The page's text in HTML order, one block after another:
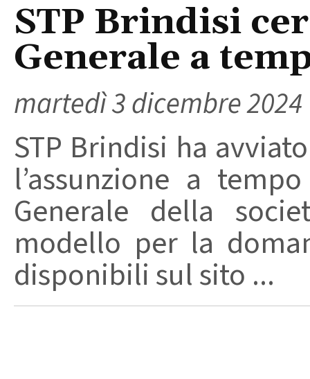
STP Brindisi
Generale a
martedì 3 dicembre 2024
STP Brindisi ha
l’assunzione a
Generale della
modello per la
disponibili sul sito ...